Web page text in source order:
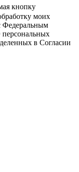
кнопку
моих
Федеральным
в Согласии